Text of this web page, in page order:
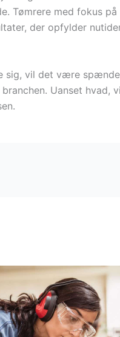
Tømrere med fokus på
der opfylder
vil det være
Uanset hvad,